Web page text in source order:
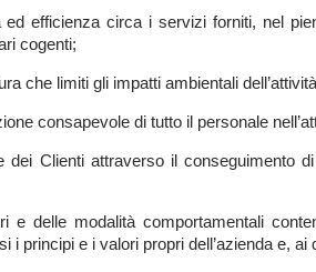
efficienza circa i servizi forniti, nel
cogenti;
che limiti gli impatti ambientali
consapevole di tutto il personale
dei Clienti attraverso il conseguimento
e delle modalità comportamentali
i principi e i valori propri dell’azienda e,